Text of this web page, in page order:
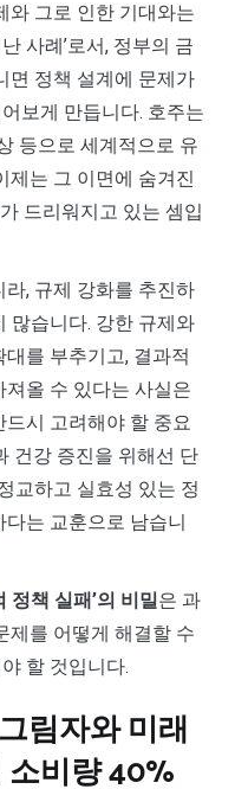
와 그로 인한 기대와는
사례’로서, 정부의 금
면 정책 설계에 문제가
보게 만듭니다. 호주는
등으로 세계적으로 유
제는 그 이면에 숨겨진
드리워지고 있는 셈입
, 규제 강화를 추진하
많습니다. 강한 규제와
를 부추기고, 결과적
올 수 있다는 사실은
시 고려해야 할 중요
건강 증진을 위해선 단
교하고 실효성 있는 정
는 교훈으로 남습니
정책 실패’의 비밀은 과
제를 어떻게 해결할 수
할 것입니다.
림자와 미래
소비량 40%